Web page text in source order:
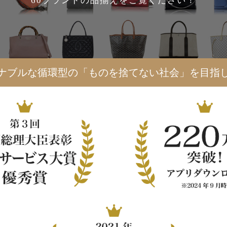
ブルな循環型の「ものを捨てない社会」を目指